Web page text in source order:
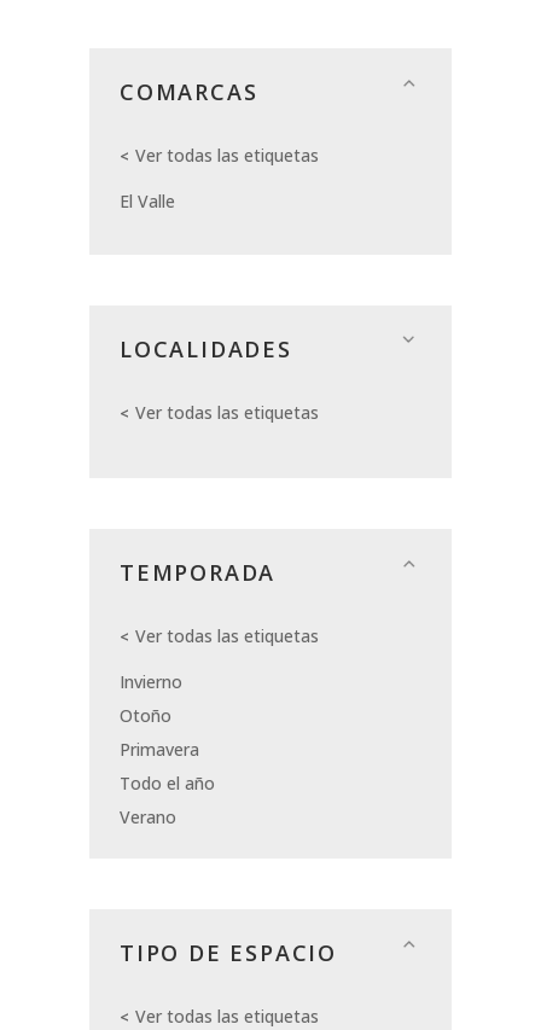
COMARCAS
Ver todas las etiquetas
El Valle
LOCALIDADES
Ver todas las etiquetas
TEMPORADA
Ver todas las etiquetas
Invierno
Otoño
Primavera
Todo el año
Verano
TIPO DE ESPACIO
Ver todas las etiquetas